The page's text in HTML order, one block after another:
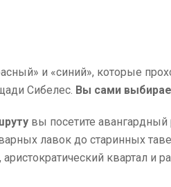
и «синий», которые
Сибелес. Вы сами
вы посетите
лавок до старинных
квартал